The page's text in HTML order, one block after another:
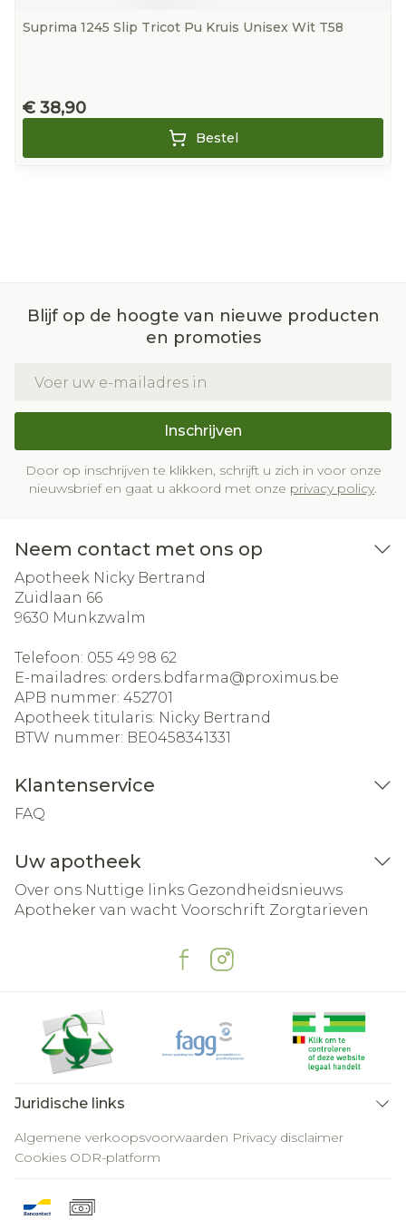
Suprima 1245 Slip Tricot Pu Kruis Unisex Wit T58
€ 38,90
Bestel
Blijf op de hoogte van nieuwe producten
en promoties
Inschrijven
Door op inschrijven te klikken, schrijft u zich in voor onze
nieuwsbrief en gaat u akkoord met onze privacy policy.
Neem contact met ons op
Apotheek Nicky Bertrand
Zuidlaan 66
9630 Munkzwalm
Telefoon: 055 49 98 62
E-mailadres: orders.bdfarma@proximus.be
APB nummer: 452701
Apotheek titularis: Nicky Bertrand
BTW nummer: BE0458341331
Klantenservice
FAQ
Uw apotheek
Over ons Nuttige links Gezondheidsnieuws
Apotheker van wacht Voorschrift Zorgtarieven
Juridische links
Algemene verkoopsvoorwaarden Privacy disclaimer
Cookies ODR-platform